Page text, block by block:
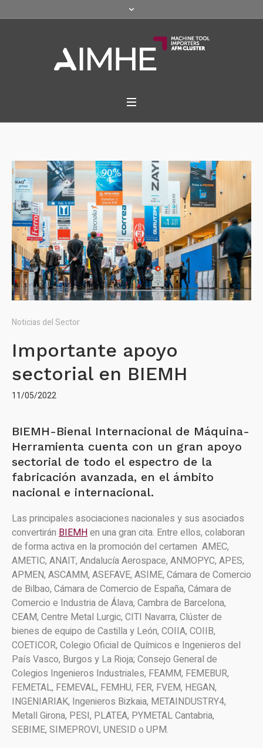
Noticias del Sector
Importante apoyo
sectorial en BIEMH
11/05/2022
BIEMH-Bienal Internacional de Máquina-
Herramienta cuenta con un gran apoyo
sectorial de todo el espectro de la
fabricación avanzada, en el ámbito
nacional e internacional.
Las principales asociaciones nacionales y sus asociados
convertirán BIEMHen una gran cita. Entre ellos, colaboran
de forma activa en la promoción del certamen AMEC,
AMETIC, ANAIT, Andalucía Aerospace, ANMOPYC, APES,
APMEN, ASCAMM, ASEFAVE, ASIME, Cámara de Comercio
de Bilbao, Cámara de Comercio de España, Cámara de
Comercio e Industria de Álava, Cambra de Barcelona,
CEAM, Centre Metal Lurgic, CITI Navarra, Clúster de
bienes de equipo de Castilla y León, COIIA, COIIB,
COETICOR, Colegio Oficial de Químicos e Ingenieros del
País Vasco, Burgos y La Rioja; Consejo General de
Colegios Ingenieros Industriales, FEAMM, FEMEBUR,
FEMETAL, FEMEVAL, FEMHU, FER, FVEM, HEGAN,
INGENIARIAK, Ingenieros Bizkaia, METAINDUSTRY4,
Metall Girona, PESI, PLATEA, PYMETAL Cantabria,
SEBIME, SIMEPROVI, UNESID o UPM.